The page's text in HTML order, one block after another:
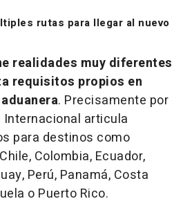
rutas para llegar al nuevo
realidades muy diferentes
requisitos propios en
. Precisamente por
Internacional articula
para destinos como
Colombia, Ecuador,
Perú, Panamá, Costa
o Puerto Rico.